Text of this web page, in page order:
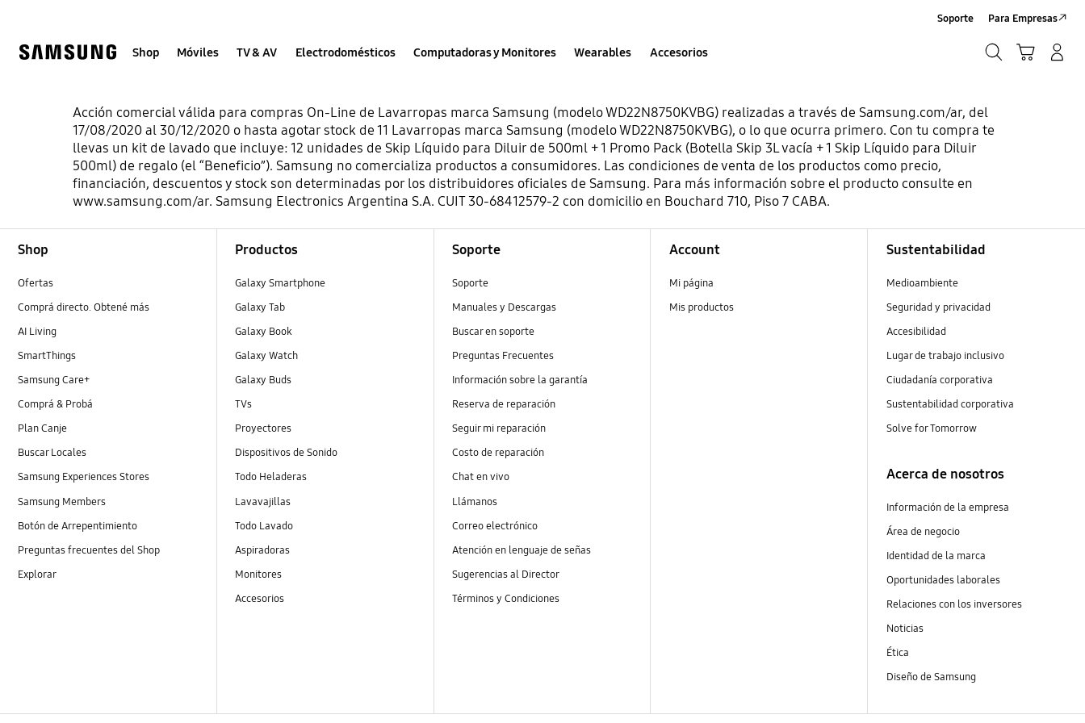
Shop Móviles TV & AV Electrodomésticos Computadoras y Monitores Wearables Accesorios
Soporte Para Empresas
Caducado
Página de Samsung
Argentina
Bases comerciales
Válido desde 2020-08-17 ~ 2020-12-30
Acción comercial válida para compras On-Line de Lavarropas marca Samsung (modelo WD22N8750KVBG) realizadas a través de Samsung.com/ar, del
17/08/2020 al 30/12/2020 o hasta agotar stock de 11 Lavarropas marca Samsung (modelo WD22N8750KVBG), o lo que ocurra primero. Con tu compra te
llevas un kit de lavado que incluye: 12 unidades de Skip Líquido para Diluir de 500ml + 1 Promo Pack (Botella Skip 3L vacía + 1 Skip Líquido para Diluir
500ml) de regalo (el “Beneficio”). Samsung no comercializa productos a consumidores. Las condiciones de venta de los productos como precio,
financiación, descuentos y stock son determinadas por los distribuidores oficiales de Samsung. Para más información sobre el producto consulte en
www.samsung.com/ar. Samsung Electronics Argentina S.A. CUIT 30-68412579-2 con domicilio en Bouchard 710, Piso 7 CABA.
Shop
Ofertas
Comprá directo. Obtené más
AI Living
SmartThings
Samsung Care+
Comprá & Probá
Plan Canje
Buscar Locales
Samsung Experiences Stores
Samsung Members
Botón de Arrepentimiento
Preguntas frecuentes del Shop
Explorar
Productos
Galaxy Smartphone
Galaxy Tab
Galaxy Book
Galaxy Watch
Galaxy Buds
TVs
Proyectores
Dispositivos de Sonido
Todo Heladeras
Lavavajillas
Todo Lavado
Aspiradoras
Monitores
Accesorios
Soporte
Soporte
Manuales y Descargas
Buscar en soporte
Preguntas Frecuentes
Información sobre la garantía
Reserva de reparación
Seguir mi reparación
Costo de reparación
Chat en vivo
Llámanos
Correo electrónico
Atención en lenguaje de señas
Sugerencias al Director
Términos y Condiciones
Account
Mi página
Mis productos
Sustentabilidad
Medioambiente
Seguridad y privacidad
Accesibilidad
Lugar de trabajo inclusivo
Ciudadanía corporativa
Sustentabilidad corporativa
Solve for Tomorrow
Acerca de nosotros
Información de la empresa
Área de negocio
Identidad de la marca
Oportunidades laborales
Relaciones con los inversores
Noticias
Ética
Diseño de Samsung